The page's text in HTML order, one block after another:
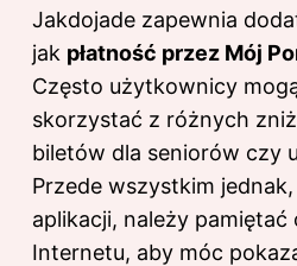
Jakdojade zapewnia
jak płatność przez Mój
Często użytkownicy
skorzystać z różnych
biletów dla seniorów czy
Przede wszystkim
aplikacji, należy pamiętać
Internetu, aby móc